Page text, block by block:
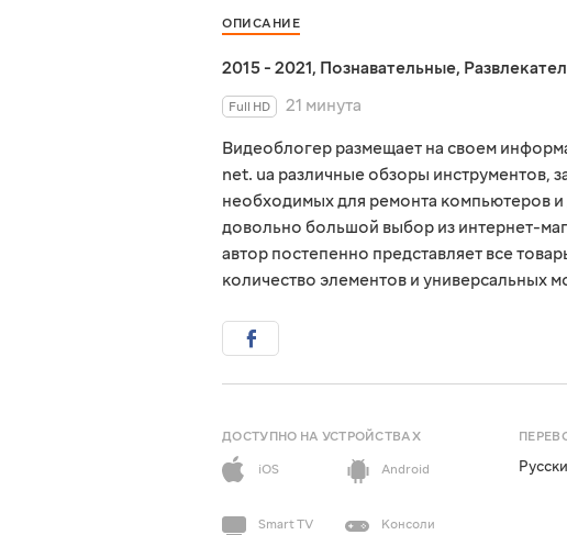
ОПИСАНИЕ
2015 - 2021, Познавательные,
Full HD
21 минута
Видеоблогер размещает на своем
net. ua различные обзоры инструментов,
необходимых для ремонта компьютеров и
довольно большой выбор из интернет-
автор постепенно представляет все
количество элементов и универсальных
ДОСТУПНО НА УСТРОЙСТВАХ
iOS
Android
Smart TV Консоли